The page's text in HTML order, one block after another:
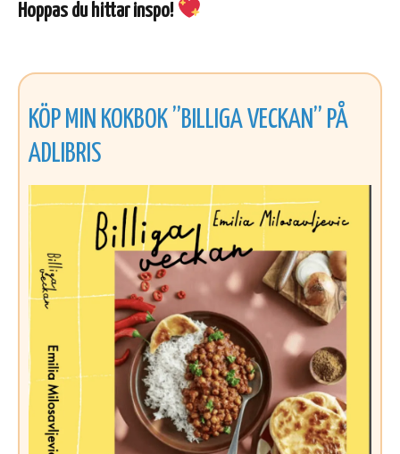
Hoppas du hittar inspo!
KÖP MIN KOKBOK ”BILLIGA VECKAN” PÅ
ADLIBRIS